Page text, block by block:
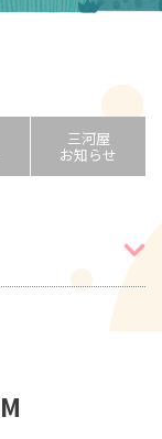
三河屋
お知らせ